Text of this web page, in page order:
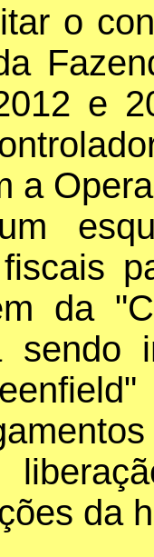
o
e
a
da
sendo
da